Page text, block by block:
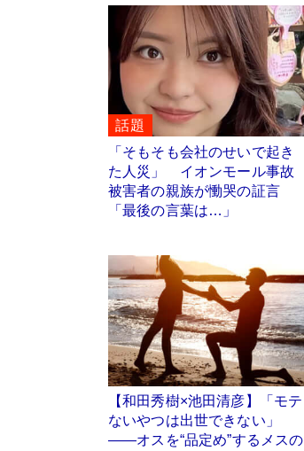
話題
「そもそも会社のせいで起き
た人災」 イオンモール事故
被害者の親族が慟哭の証言
「最後の言葉は…」
【和田秀樹×池田清彦】「モテ
ないやつは出世できない」
――オスを“品定め”するメスの